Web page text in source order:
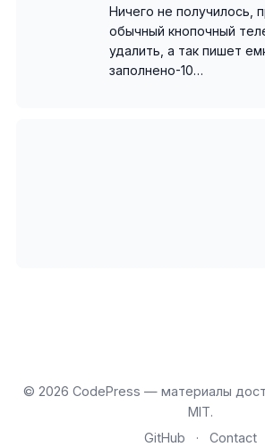
Ничего не получилось,
обычный кнопочный
удалить, а так пишет
заполнено-10…
© 2026 CodePress — материалы
MIT.
GitHub
· Contact